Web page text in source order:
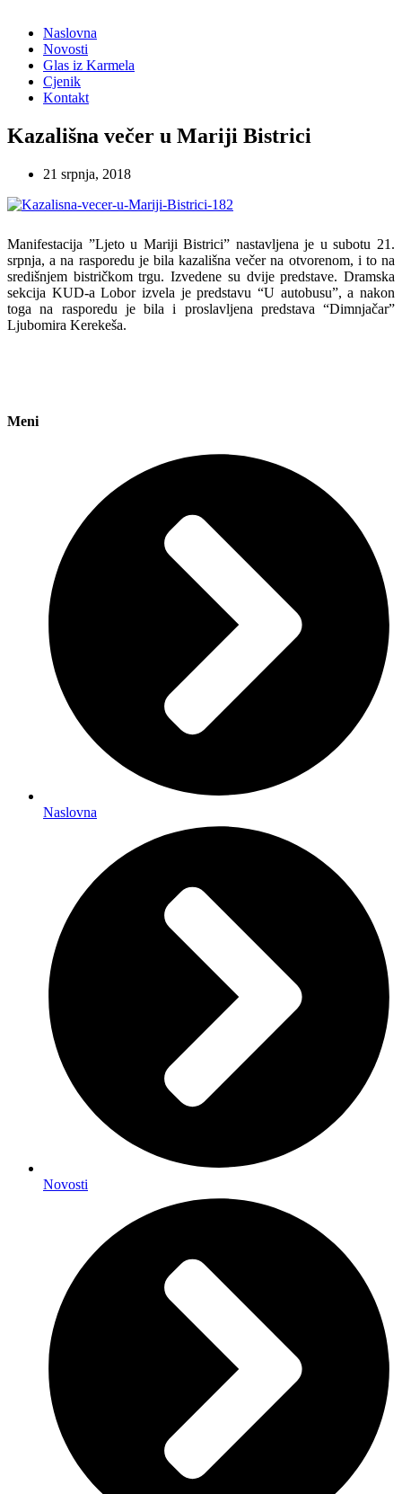
Naslovna
Novosti
Glas iz Karmela
Cjenik
Kontakt
Kazališna večer u Mariji Bistrici
21 srpnja, 2018
Manifestacija ”Ljeto u Mariji Bistrici” nastavljena je u subotu 21.
srpnja, a na rasporedu je bila kazališna večer na otvorenom, i to na
središnjem bistričkom trgu. Izvedene su dvije predstave. Dramska
sekcija KUD-a Lobor izvela je predstavu “U autobusu”, a nakon
toga na rasporedu je bila i proslavljena predstava “Dimnjačar”
Ljubomira Kerekeša.
Meni
Naslovna
Novosti